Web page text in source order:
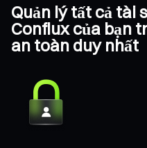
Quản lý tất cả tài
Conflux của bạn
an toàn duy nhất